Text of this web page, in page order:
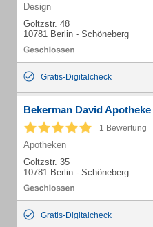
Design
Goltzstr. 48
10781 Berlin - Schöneberg
Gratis-Digitalcheck
Bekerman David Apotheke
1 Bewertung
Apotheken
Goltzstr. 35
10781 Berlin - Schöneberg
Gratis-Digitalcheck